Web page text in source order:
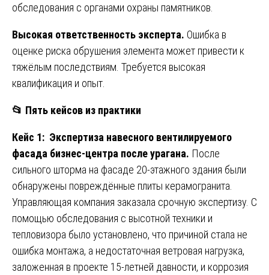
обследования с органами охраны памятников.
Высокая ответственность эксперта. Ошибка в
оценке риска обрушения элемента может привести к
тяжёлым последствиям. Требуется высокая
квалификация и опыт.
📂 Пять кейсов из практики
Кейс 1: Экспертиза навесного вентилируемого
фасада бизнес-центра после урагана. После
сильного шторма на фасаде 20-этажного здания были
обнаружены повреждённые плиты керамогранита.
Управляющая компания заказала срочную экспертизу. С
помощью обследования с высотной техники и
тепловизора было установлено, что причиной стала не
ошибка монтажа, а недостаточная ветровая нагрузка,
заложенная в проекте 15-летней давности, и коррозия